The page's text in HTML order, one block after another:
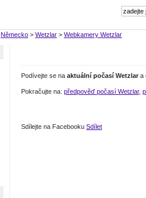
Německo > Wetzlar > Webkamery Wetzlar
Podívejte se na aktuální počasí Wetzlar a
Pokračujte na: předpověď počasí Wetzlar,
Sdílejte na Facebooku Sdílet